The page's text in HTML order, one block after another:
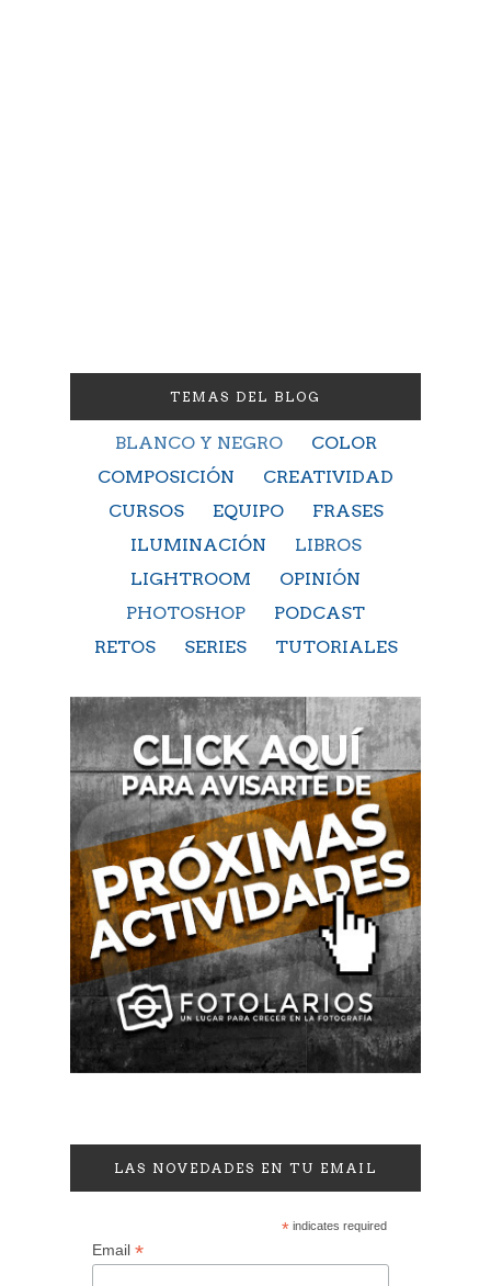
TEMAS DEL BLOG
BLANCO Y NEGRO
COLOR
COMPOSICIÓN
CREATIVIDAD
CURSOS
EQUIPO
FRASES
ILUMINACIÓN
LIBROS
LIGHTROOM
OPINIÓN
PHOTOSHOP
PODCAST
RETOS
SERIES TUTORIALES
LAS NOVEDADES EN TU EMAIL
*indicates required
Email *